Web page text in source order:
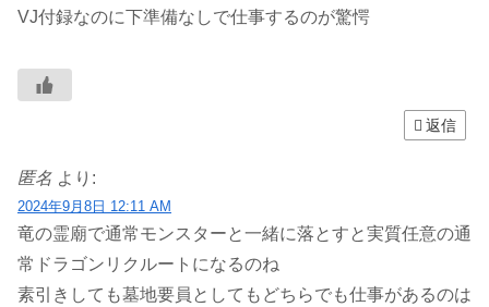
VJ付録なのに下準備なしで仕事するのが驚愕
返信
匿名 より:
2024年9月8日 12:11 AM
竜の霊廟で通常モンスターと一緒に落とすと実質任意の通
常ドラゴンリクルートになるのね
素引きしても墓地要員としてもどちらでも仕事があるのは